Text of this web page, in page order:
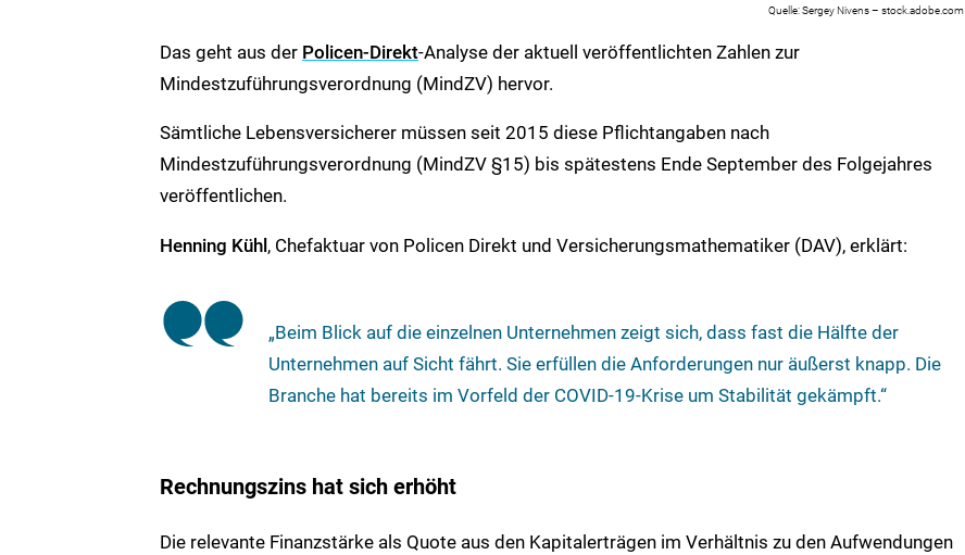
Sergey Nivens – stock.adobe.com
Das geht aus der Policen-Direkt-Analyse der aktuell veröffentlichten Zahlen zur
Mindestzuführungsverordnung (MindZV) hervor.
Sämtliche Lebensversicherer müssen seit 2015 diese Pflichtangaben nach
Mindestzuführungsverordnung (MindZV §15) bis spätestens Ende September des Folgejahres
veröffentlichen.
Henning Kühl , Chefaktuar von Policen Direkt und Versicherungsmathematiker (DAV), erklärt:
„Beim Blick auf die einzelnen Unternehmen zeigt sich, dass fast die Hälfte der
Unternehmen auf Sicht fährt. Sie erfüllen die Anforderungen nur äußerst knapp. Die
Branche hat bereits im Vorfeld der COVID-19-Krise um Stabilität gekämpft.“
Rechnungszins hat sich erhöht
Die relevante Finanzstärke als Quote aus den Kapitalerträgen im Verhältnis zu den Aufwendungen